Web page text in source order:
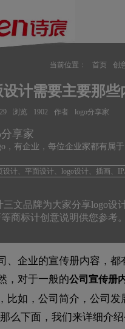
当前位置： 首页 创
计需要主要那些
浏览 1902 作者 logo分享家
享家
，有企业，每位企业家都有属
设计、平面设计、logo设计、插画、
三文品牌为大家分享logo设
商标计创意说明供您参考。
、企业的宣传册内容，都
，对于一般的公司宣传册
比如，公司简介，公司发
么下面，我们来详细介